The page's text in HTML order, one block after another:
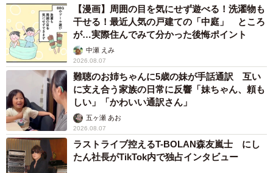
【漫画】周囲の目を気にせず遊べる！洗濯物も
干せる！最近人気の戸建ての「中庭」 ところ
が…実際住んでみて分かった後悔ポイント
中瀬 えみ
2026.08.07
難聴のお姉ちゃんに5歳の妹が手話通訳 互い
に支え合う家族の日常に反響「妹ちゃん、頼も
しい」「かわいい通訳さん」
五ヶ瀬 あお
2026.08.07
ラストライブ控えるT-BOLAN森友嵐士 にし
たん社長がTikTok内で独占インタビュー